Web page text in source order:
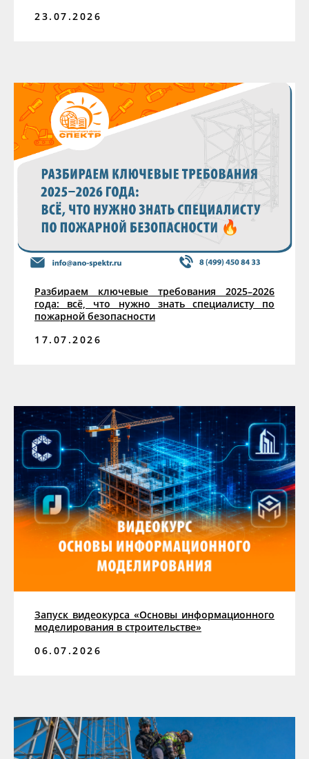
23.07.2026
Разбираем ключевые требования 2025–2026
года: всё, что нужно знать специалисту по
пожарной безопасности
17.07.2026
Запуск видеокурса «Основы информационного
моделирования в строительстве»
06.07.2026